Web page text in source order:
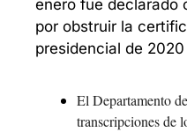
enero fue declarado
por obstruir la
presidencial de 2020
El Departamento
transcripciones de